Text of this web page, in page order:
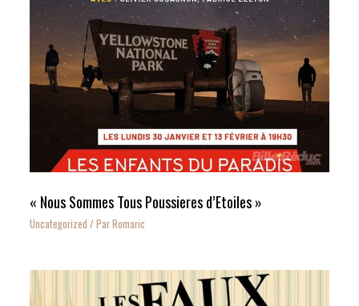
« Nous Sommes Tous Poussieres d’Etoiles »
Uncategorized / ParRomaric